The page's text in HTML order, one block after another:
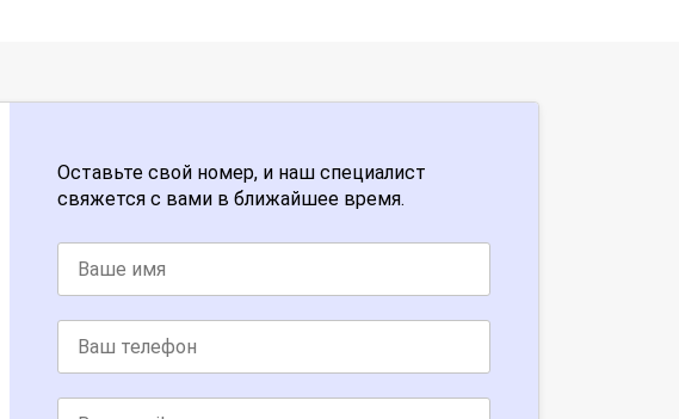
Оставьте свой номер, и наш специалист
свяжется с вами в ближайшее время.